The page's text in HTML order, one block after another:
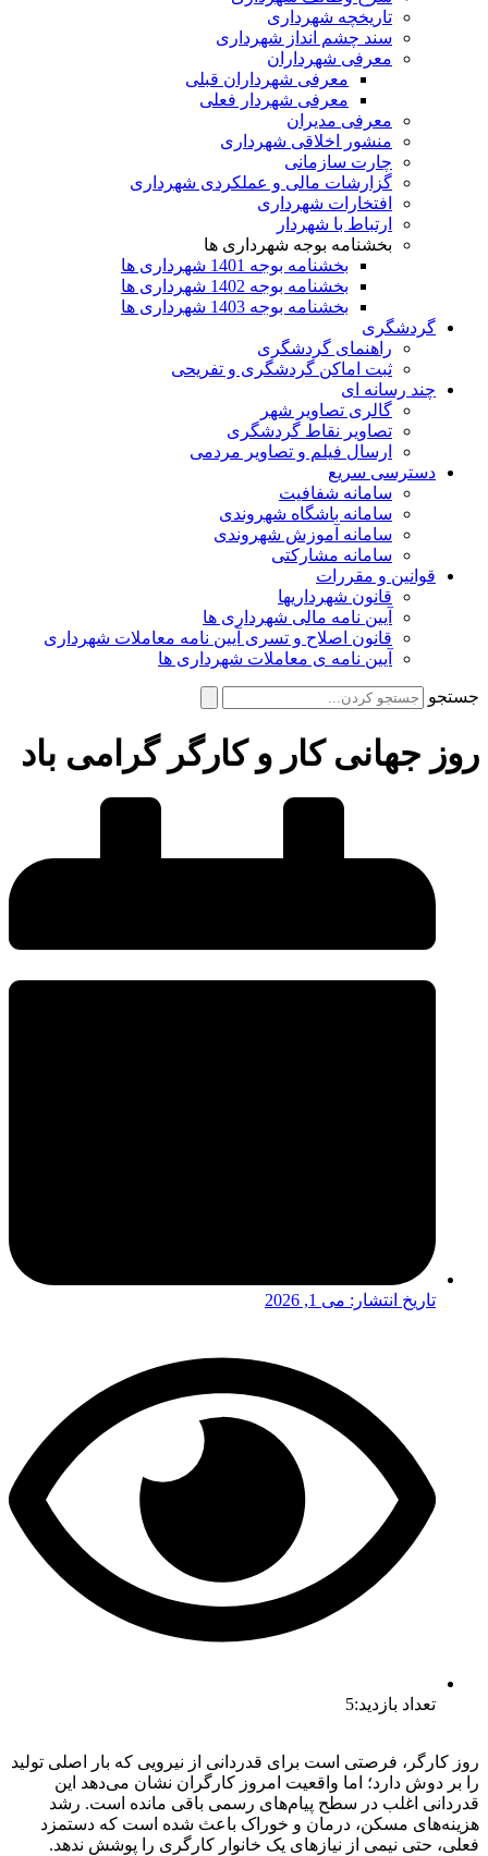
تاریخچه شهرداری
سند چشم انداز شهرداری
معرفی شهرداران
معرفی شهرداران قبلی
معرفی شهردار فعلی
معرفی مدیران
منشور اخلاقی شهرداری
چارت سازمانی
گزارشات مالی و عملکردی شهرداری
افتخارات شهرداری
ارتباط با شهردار
بخشنامه بوجه شهرداری ها
بخشنامه بوجه 1401 شهرداری ها
بخشنامه بوجه 1402 شهرداری ها
بخشنامه بوجه 1403 شهرداری ها
گردشگری
راهنمای گردشگری
ثبت اماکن گردشگری و تفریحی
چند رسانه ای
گالری تصاویر شهر
تصاویر نقاط گردشگری
ارسال فیلم و تصاویر مردمی
دسترسی سریع
سامانه شفافیت
سامانه باشگاه شهروندی
سامانه آموزش شهروندی
سامانه مشارکتی
قوانین و مقررات
قانون شهرداریها
آیین نامه مالی شهرداری ها
قانون اصلاح و تسری آیین نامه معاملات شهرداری
آیین نامه ی معاملات شهرداری ها
جستجو
روز جهانی کار و کارگر گرامی باد
تاریخ انتشار: می 1, 2026
تعداد بازدید:5
روز کارگر، فرصتی است برای قدردانی از نیرویی که بار اصلی تولید
را بر دوش دارد؛ اما واقعیت امروز کارگران نشان می‌دهد این
قدردانی اغلب در سطح پیام‌های رسمی باقی مانده است. رشد
هزینه‌های مسکن، درمان و خوراک باعث شده است که دستمزد
فعلی، حتی نیمی از نیازهای یک خانوار کارگری را پوشش ندهد.